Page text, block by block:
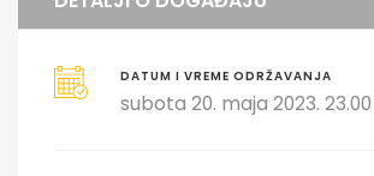
DATUM I VREME ODRŽAVANJA
subota 20. maja 2023. 23.00